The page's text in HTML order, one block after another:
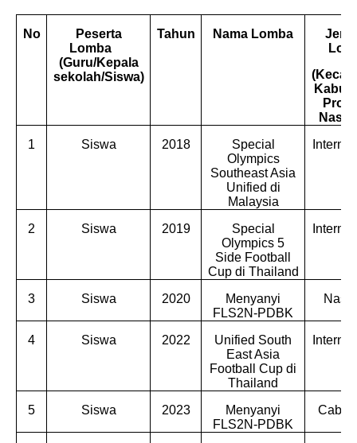
No
Peserta
Lomba
(Guru/Kepala
sekolah/Siswa)
Tahun Nama Lomba
1
Siswa 2018
Special
Olympics
Southeast Asia
Unified di
Malaysia
2 Siswa 2019
Special
Olympics 5
Side Football
Cup di Thailand
3 Siswa 2020
Menyanyi
FLS2N-PDBK
4 Siswa 2022
Unified South
East Asia
Football Cup di
Thailand
5 Siswa 2023
Menyanyi
FLS2N-PDBK